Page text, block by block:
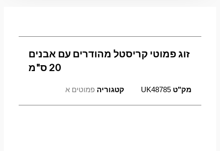
זוג פמוטי קריסטל מהודרים עם אבנים
20 ס"מ
מק"טUK48785 קטגוריה פמוטים א